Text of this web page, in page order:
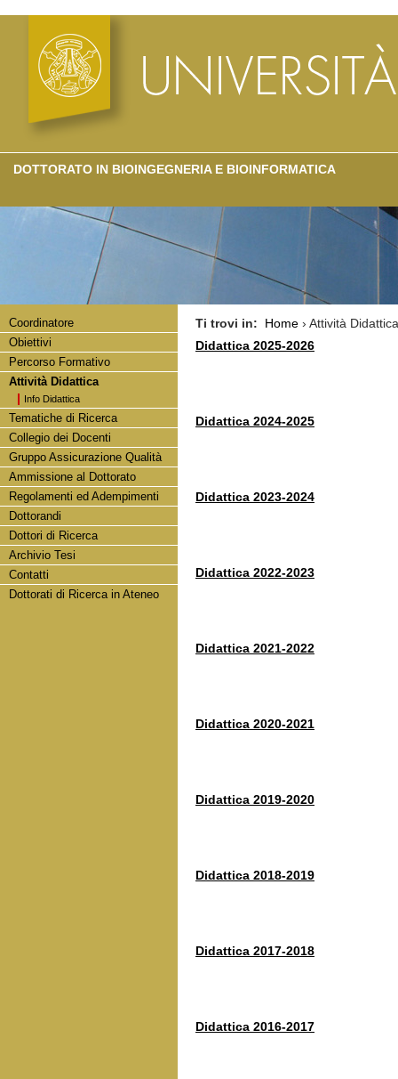
DOTTORATO IN BIOINGEGNERIA E BIOINFORMATICA
Coordinatore
Obiettivi
Percorso Formativo
Attività Didattica
Info Didattica
Tematiche di Ricerca
Collegio dei Docenti
Gruppo Assicurazione Qualità
Ammissione al Dottorato
Regolamenti ed Adempimenti
Dottorandi
Dottori di Ricerca
Archivio Tesi
Contatti
Dottorati di Ricerca in Ateneo
Ti trovi in: Home › Attività Didattica
Didattica 2025-2026
Didattica 2024-2025
Didattica 2023-2024
Didattica 2022-2023
Didattica 2021-2022
Didattica 2020-2021
Didattica 2019-2020
Didattica 2018-2019
Didattica 2017-2018
Didattica 2016-2017